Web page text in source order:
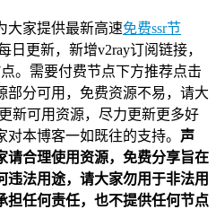
大家提供最新高速免费ssr节
日更新，新增v2ray订阅链接，
。需要付费节点下方推荐点击
部分可用，免费资源不易，请大
新可用资源，尽力更新更多好
本博客一如既往的支持。 声
请合理使用资源，免费分享旨在
违法用途，请大家勿用于非法用
担任何责任，也不提供任何节点